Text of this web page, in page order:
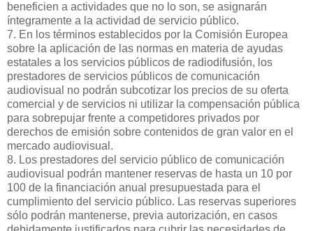
beneficien a actividades que no lo son, se asignarán
íntegramente a la actividad de servicio público.
7. En los términos establecidos por la Comisión Europea
sobre la aplicación de las normas en materia de ayudas
estatales a los servicios públicos de radiodifusión, los
prestadores de servicios públicos de comunicación
audiovisual no podrán subcotizar los precios de su oferta
comercial y de servicios ni utilizar la compensación pública
para sobrepujar frente a competidores privados por
derechos de emisión sobre contenidos de gran valor en el
mercado audiovisual.
8. Los prestadores del servicio público de comunicación
audiovisual podrán mantener reservas de hasta un 10 por
100 de la financiación anual presupuestada para el
cumplimiento del servicio público. Las reservas superiores
sólo podrán mantenerse, previa autorización, en casos